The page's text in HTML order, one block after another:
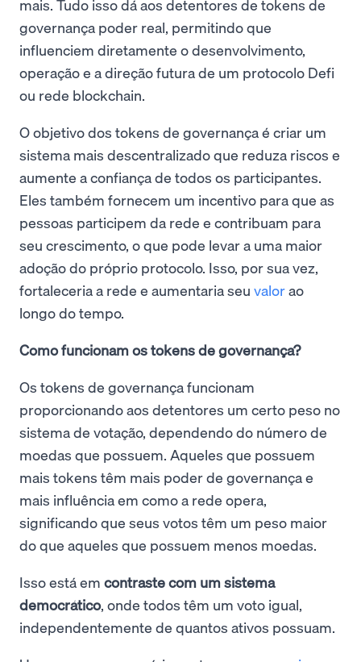
mais. Tudo isso dá aos detentores de tokens de
governança poder real, permitindo que
influenciem diretamente o desenvolvimento,
operação e a direção futura de um protocolo Defi
ou rede blockchain.
O objetivo dos tokens de governança é criar um
sistema mais descentralizado que reduza riscos e
aumente a confiança de todos os participantes.
Eles também fornecem um incentivo para que as
pessoas participem da rede e contribuam para
seu crescimento, o que pode levar a uma maior
adoção do próprio protocolo. Isso, por sua vez,
fortaleceria a rede e aumentaria seu valorao
longo do tempo.
Como funcionam os tokens de governança?
Os tokens de governança funcionam
proporcionando aos detentores um certo peso no
sistema de votação, dependendo do número de
moedas que possuem. Aqueles que possuem
mais tokens têm mais poder de governança e
mais influência em como a rede opera,
significando que seus votos têm um peso maior
do que aqueles que possuem menos moedas.
Isso está em contraste com um sistema
democrático, onde todos têm um voto igual,
independentemente de quantos ativos possuam.